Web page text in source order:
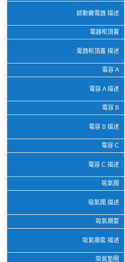
啟動繼電器 描述
電器柜頂蓋
電器柜頂蓋 描述
電容 A
電容 A 描述
電容 B
電容 B 描述
電容 C
電容 C 描述
吸氣閥
吸氣閥 描述
吸氣襯套
吸氣襯套 描述
吸氣墊圈